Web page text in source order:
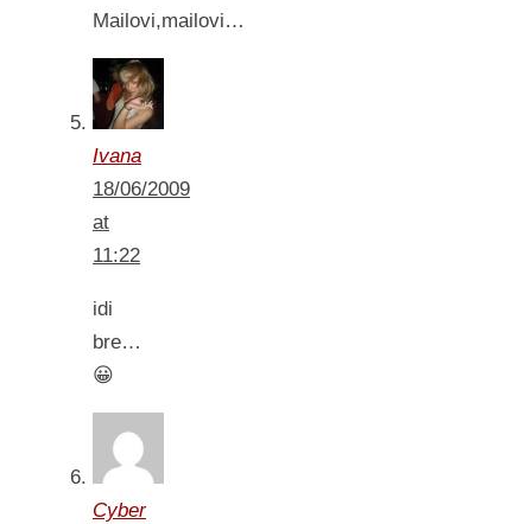
Mailovi,mailovi…
Ivana
18/06/2009
at
11:22
idi
bre…
😀
Cyber